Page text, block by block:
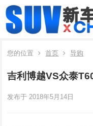
您的位置 首页 导购
吉利博越VS众泰
发布于 2018年5月14日